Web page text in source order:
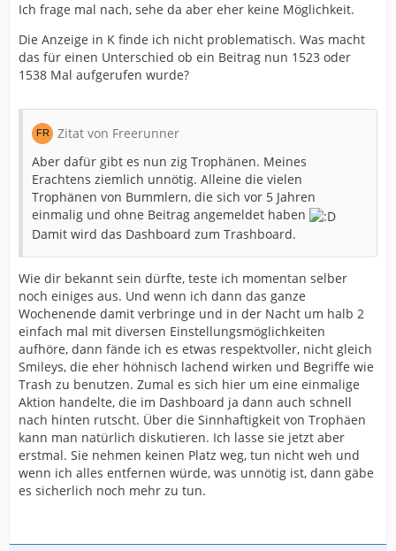
Ich frage mal nach, sehe da aber eher keine Möglichkeit.
Die Anzeige in K finde ich nicht problematisch. Was macht
das für einen Unterschied ob ein Beitrag nun 1523 oder
1538 Mal aufgerufen wurde?
Zitat von Freerunner
Aber dafür gibt es nun zig Trophänen. Meines
Erachtens ziemlich unnötig. Alleine die vielen
Trophänen von Bummlern, die sich vor 5 Jahren
einmalig und ohne Beitrag angemeldet haben
Damit wird das Dashboard zum Trashboard.
Wie dir bekannt sein dürfte, teste ich momentan selber
noch einiges aus. Und wenn ich dann das ganze
Wochenende damit verbringe und in der Nacht um halb 2
einfach mal mit diversen Einstellungsmöglichkeiten
aufhöre, dann fände ich es etwas respektvoller, nicht gleich
Smileys, die eher höhnisch lachend wirken und Begriffe wie
Trash zu benutzen. Zumal es sich hier um eine einmalige
Aktion handelte, die im Dashboard ja dann auch schnell
nach hinten rutscht. Über die Sinnhaftigkeit von Trophäen
kann man natürlich diskutieren. Ich lasse sie jetzt aber
erstmal. Sie nehmen keinen Platz weg, tun nicht weh und
wenn ich alles entfernen würde, was unnötig ist, dann gäbe
es sicherlich noch mehr zu tun.